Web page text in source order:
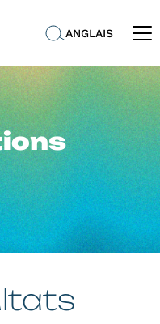
ANGLAIS